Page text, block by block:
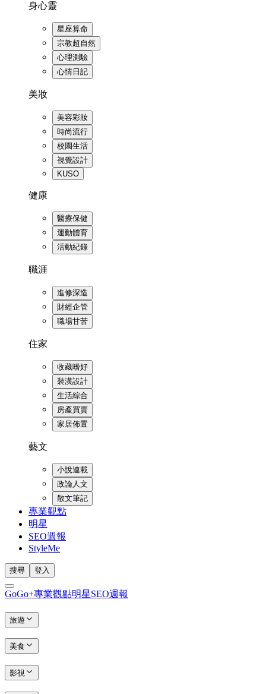
身心靈
星座算命
宗教超自然
心理測驗
心情日記
美妝
美容彩妝
時尚流行
校園生活
視覺設計
KUSO
健康
醫療保健
運動體育
活動紀錄
職涯
進修深造
財經企管
職場甘苦
住家
收藏嗜好
裝潢設計
生活綜合
房產買賣
家居佈置
藝文
小說連載
政論人文
散文筆記
專業觀點
明星
SEO週報
StyleMe
搜尋 登入
GoGo+專業觀點明星SEO週報
旅遊
美食
影視